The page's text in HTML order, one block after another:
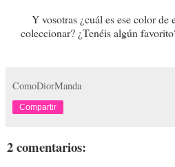
Y vosotras ¿cuál es ese color de
coleccionar? ¿Tenéis algún
ComoDiorManda
Compartir
2 comentarios: